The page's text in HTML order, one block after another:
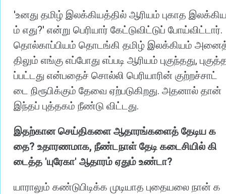
'உனது தமிழ் இலக்கியத்தில் ஆரியம் புகாத
ம் எது?' என்று பெரியார் கேட்டுவிட்டுப் போய்விட்டார்.
தொல்காப்பியம் தொடங்கி தமிழ் இலக்கியம்
திலும் எங்கு எப்போது எப்படி ஆரியம் புகுந்தது,
ப்பட்டது என்பதைச் சொல்லி பெரியாரின் குற்றச்சாட்
டை நிரூபிக்கும் தேவை ஏற்படுகிறது. அதனால் தான்
இந்தப் புத்தகம் நீண்டு விட்டது.
இதற்கான செய்திகளை ஆதாரங்களைத் தேடிய க
தை? உதாரணமாக, நீண்டநாள் தேடி கடைசியில் கி
டைத்த 'யுரேகா' ஆதாரம் ஏதும் உண்டா?
யாராலும் கண்டுபிடிக்க முடியாத புதையலை நான் க